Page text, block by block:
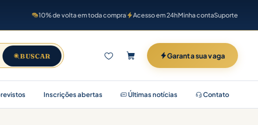
10% de volta em toda compra Acesso em 24hMinha contaSuporte
BUSCAR Garanta sua vaga
Inscrições abertas Últimas notícias Contato